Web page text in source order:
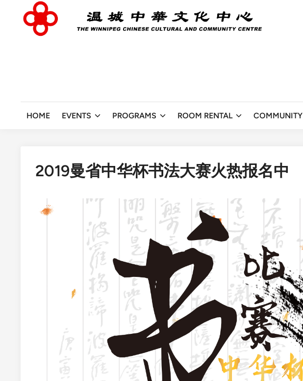
content
HOME EVENTS PROGRAMS ROOM RENTAL COMMUNITY
2019曼省中华杯书法大赛火热报名中